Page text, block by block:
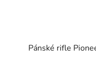
Pánské rifle